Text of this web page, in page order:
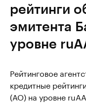
рейтинги
эмитента
уровне
Рейтинговое
кредитные
(АО) на уровне